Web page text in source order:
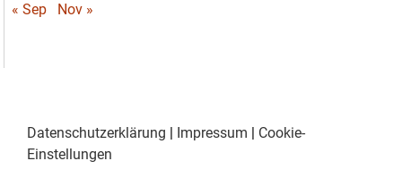
« Sep
Nov »
Datenschutzerklärung | Impressum | Cookie-
Einstellungen